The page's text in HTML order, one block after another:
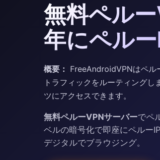
無料ペル
年にペル
概要： FreeAndroidVPNはペル
トラフィックをルーティング
ツにアクセスできます。
無料ペルーVPNサーバーでペ
ベルの暗号化で即座にペルー
デジタルでブラウジング。